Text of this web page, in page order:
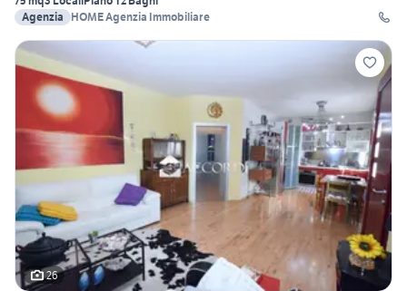
Agenzia
HOME Agenzia Immobiliare
26